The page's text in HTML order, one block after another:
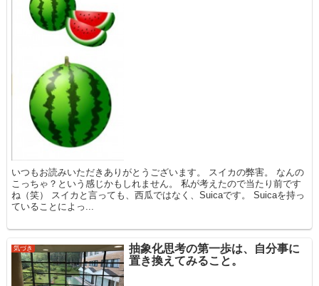
いつもお読みいただきありがとうございます。 スイカの弊害。 なんの
こっちゃ？という感じかもしれません。 私が考えたので当たり前です
ね（笑） スイカと言っても、西瓜ではなく、Suicaです。 Suicaを持っ
ていることによっ...
気づき
抽象化思考の第一歩は、自分事に
置き換えてみること。